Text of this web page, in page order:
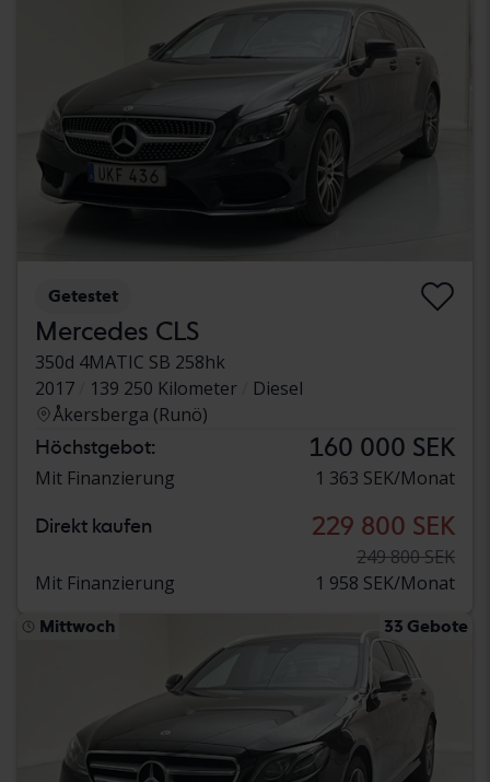
Getestet
Mercedes CLS
350d 4MATIC SB 258hk
2017
139 250 Kilometer
Diesel
Åkersberga (Runö)
Höchstgebot: 160 000 SEK
Mit Finanzierung 1 363 SEK/Monat
Direkt kaufen 229 800 SEK
249 800 SEK
Mit Finanzierung
1 958 SEK/Monat
Mittwoch 33 Gebote